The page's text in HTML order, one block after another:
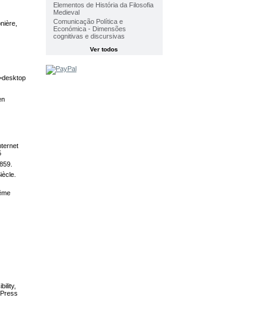
Elementos de História da Filosofia
Medieval
Comunicação Política e
Económica - Dimensões
cognitivas e discursivas
Ver todos